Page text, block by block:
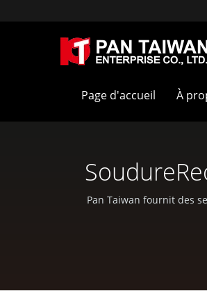
Page d'accueil À
Pan Taiwan fournit des